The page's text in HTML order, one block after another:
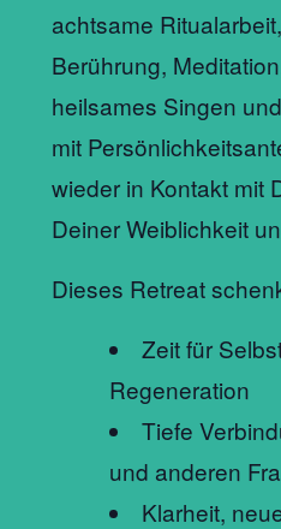
achtsame
Berührung,
heilsames Singen
mit
wieder in Kontakt mit
Deiner Weiblichkeit
Dieses Retreat
Zeit für
Regeneration
Tiefe
und anderen
Klarheit,